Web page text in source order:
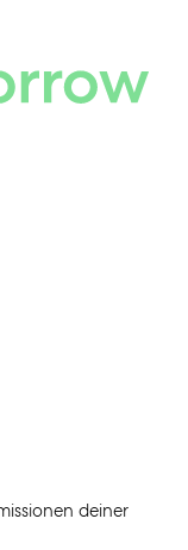
deiner